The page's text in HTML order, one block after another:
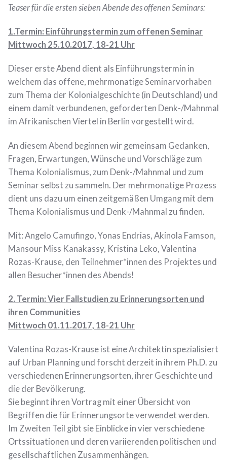
Teaser für die ersten sieben Abende des offenen Seminars:
1.Termin: Einführungstermin zum offenen Seminar
Mittwoch 25.10.2017, 18-21 Uhr
Dieser erste Abend dient als Einführungstermin in
welchem das offene, mehrmonatige Seminarvorhaben
zum Thema der Kolonialgeschichte (in Deutschland) und
einem damit verbundenen, geforderten Denk-/Mahnmal
im Afrikanischen Viertel in Berlin vorgestellt wird.
An diesem Abend beginnen wir gemeinsam Gedanken,
Fragen, Erwartungen, Wünsche und Vorschläge zum
Thema Kolonialismus, zum Denk-/Mahnmal und zum
Seminar selbst zu sammeln. Der mehrmonatige Prozess
dient uns dazu um einen zeitgemäßen Umgang mit dem
Thema Kolonialismus und Denk-/Mahnmal zu finden.
Mit: Angelo Camufingo, Yonas Endrias, Akinola Famson,
Mansour Miss Kanakassy, Kristina Leko, Valentina
Rozas-Krause, den Teilnehmer*innen des Projektes und
allen Besucher*innen des Abends!
2. Termin: Vier Fallstudien zu Erinnerungsorten und
ihren Communities
Mittwoch 01.11.2017, 18-21 Uhr
Valentina Rozas-Krause ist eine Architektin spezialisiert
auf Urban Planning und forscht derzeit in ihrem Ph.D. zu
verschiedenen Erinnerungsorten, ihrer Geschichte und
die der Bevölkerung.
Sie beginnt ihren Vortrag mit einer Übersicht von
Begriffen die für Erinnerungsorte verwendet werden.
Im Zweiten Teil gibt sie Einblicke in vier verschiedene
Ortssituationen und deren variierenden politischen und
gesellschaftlichen Zusammenhängen.